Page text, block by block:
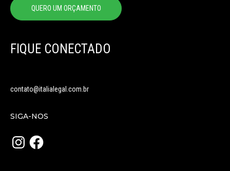
QUERO UM ORÇAMENTO
FIQUE CONECTADO
contato@italialegal.com.br
SIGA-NOS
InstagramFacebook